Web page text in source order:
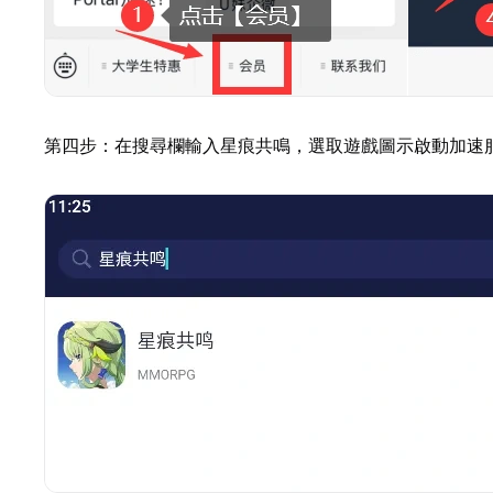
第四步：在搜尋欄輸入星痕共鳴，選取遊戲圖示啟動加速